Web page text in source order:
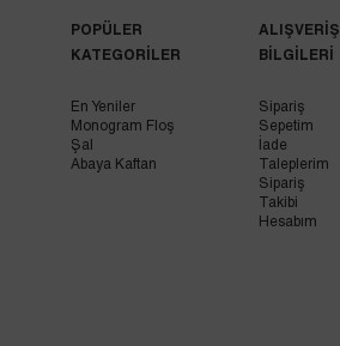
POPÜLER
KATEGORİLER
En Yeniler
Monogram Floş
Şal
Abaya Kaftan
ALIŞVERİŞ
BİLGİLERİ
Sipariş
Sepetim
İade
Taleplerim
Sipariş
Takibi
Hesabım